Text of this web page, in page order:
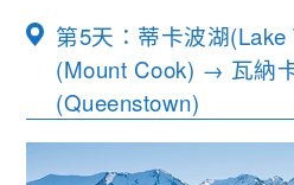
第5天：蒂卡波湖
(Mount Cook) → 瓦納
(Queenstown)